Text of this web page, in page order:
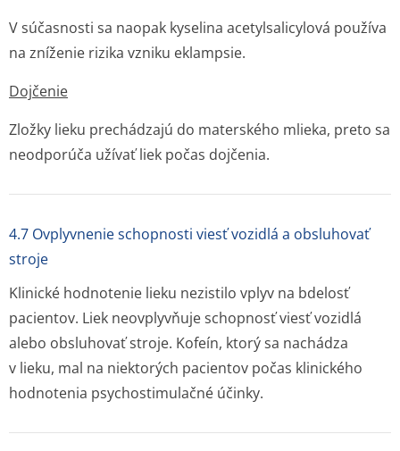
V súčasnosti sa naopak kyselina acetylsalicylová používa
na zníženie rizika vzniku eklampsie.
Dojčenie
Zložky lieku prechádzajú do materského mlieka, preto sa
neodporúča užívať liek počas dojčenia.
4.7 Ovplyvnenie schopnosti viesť vozidlá a obsluhovať
stroje
Klinické hodnotenie lieku nezistilo vplyv na bdelosť
pacientov. Liek neovplyvňuje schopnosť viesť vozidlá
alebo obsluhovať stroje. Kofeín, ktorý sa nachádza
v lieku, mal na niektorých pacientov počas klinického
hodnotenia psychostimulačné účinky.